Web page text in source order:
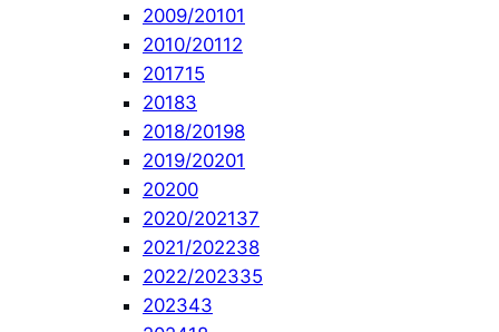
2009/20101
2010/20112
201715
20183
2018/20198
2019/20201
20200
2020/202137
2021/202238
2022/202335
202343